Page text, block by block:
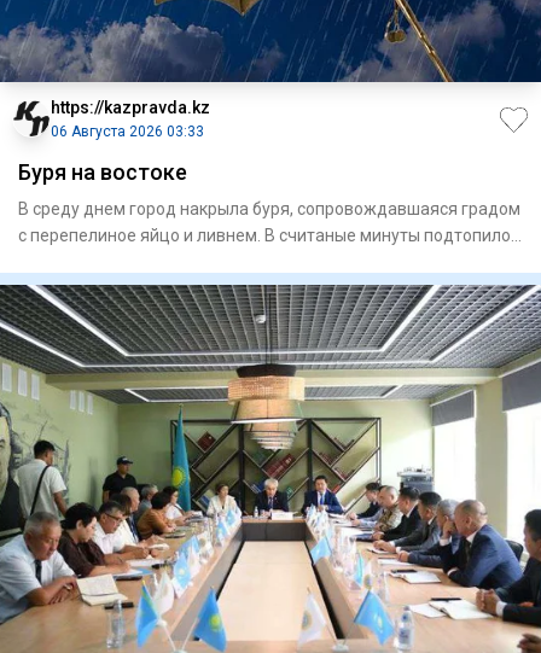
https://kazpravda.kz
06 Августа 2026 03:33
Буря на востоке
В среду днем город накрыла буря, сопровождавшая­ся градом
с перепелиное яйцо и ливнем. В считаные минуты подтопило